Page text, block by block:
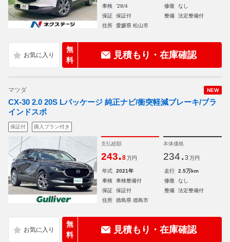
車検
'28/4 修復
なし
保証
保証付 整備
法定整備付
住所
愛媛県 松山市
無
料
見積もり・在庫確認
NEW
マツダ
CX-30 2.0 20S Lパッケージ 純正ナビ/衝突軽減ブレーキ/ブラ
インドスポ
保証付 購入プラン付き
支払総額
243.8 万円
本体価格
234. 3 万円
年式 2021年 走行
2.5万km
車検
車検整備付 修復
なし
保証
保証付 整備
法定整備付
住所
徳島県 徳島市
無
料
見積もり・在庫確認